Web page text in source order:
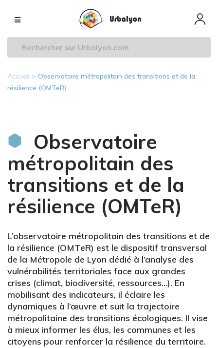
principal
Navigation
principale
Fil
Accueil
Observatoire métropolitain des transitions et de la
résilience (OMTeR)
Observatoire
métropolitain des
transitions et de la
résilience (OMTeR)
L’observatoire métropolitain des transitions et de
la résilience (OMTeR) est le dispositif transversal
de la Métropole de Lyon dédié à l’analyse des
vulnérabilités territoriales face aux grandes
crises (climat, biodiversité, ressources…). En
mobilisant des indicateurs, il éclaire les
dynamiques à l’œuvre et suit la trajectoire
métropolitaine des transitions écologiques. Il vise
à mieux informer les élus, les communes et les
citoyens pour renforcer la résilience du territoire.